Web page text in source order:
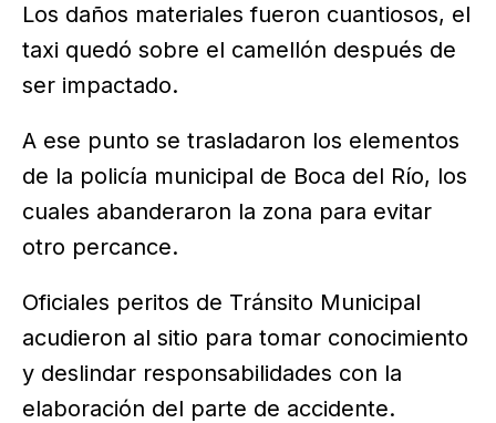
Los daños materiales fueron cuantiosos, el
taxi quedó sobre el camellón después de
ser impactado.
A ese punto se trasladaron los elementos
de la policía municipal de Boca del Río, los
cuales abanderaron la zona para evitar
otro percance.
Oficiales peritos de Tránsito Municipal
acudieron al sitio para tomar conocimiento
y deslindar responsabilidades con la
elaboración del parte de accidente.